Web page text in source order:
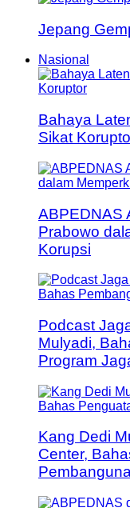
Jepang
Nasional
Bahaya
Sikat
ABPEDNAS
Prabowo
Korupsi
Podcast
Mulyadi,
Program
Kang Dedi
Center,